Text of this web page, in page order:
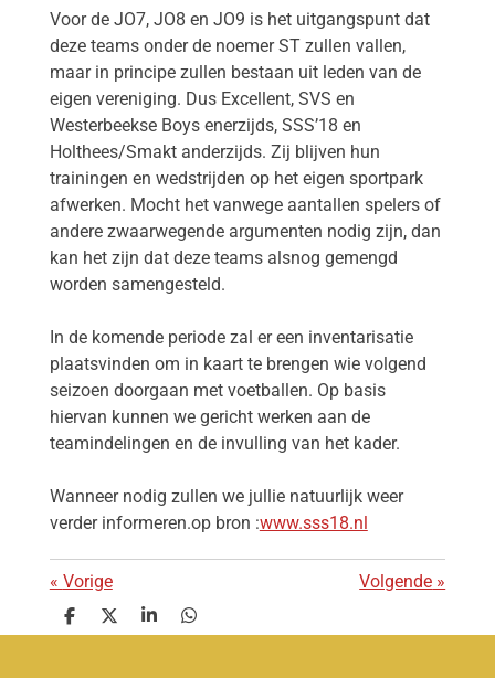
Voor de JO7, JO8 en JO9 is het uitgangspunt dat
deze teams onder de noemer ST zullen vallen,
maar in principe zullen bestaan uit leden van de
eigen vereniging. Dus Excellent, SVS en
Westerbeekse Boys enerzijds, SSS’18 en
Holthees/Smakt anderzijds. Zij blijven hun
trainingen en wedstrijden op het eigen sportpark
afwerken. Mocht het vanwege aantallen spelers of
andere zwaarwegende argumenten nodig zijn, dan
kan het zijn dat deze teams alsnog gemengd
worden samengesteld.
In de komende periode zal er een inventarisatie
plaatsvinden om in kaart te brengen wie volgend
seizoen doorgaan met voetballen. Op basis
hiervan kunnen we gericht werken aan de
teamindelingen en de invulling van het kader.
Wanneer nodig zullen we jullie natuurlijk weer
verder informeren.op bron :www.sss18.nl
« Vorige Volgende »
D
e
D
e
S
h
D
e